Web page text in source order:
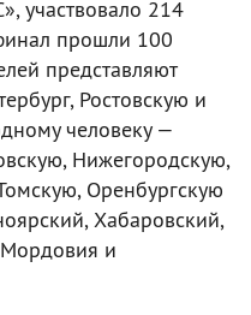
участвовало 214
прошли 100
представляют
Ростовскую и
человеку —
Нижегородскую,
Оренбургскую
Хабаровский,
и